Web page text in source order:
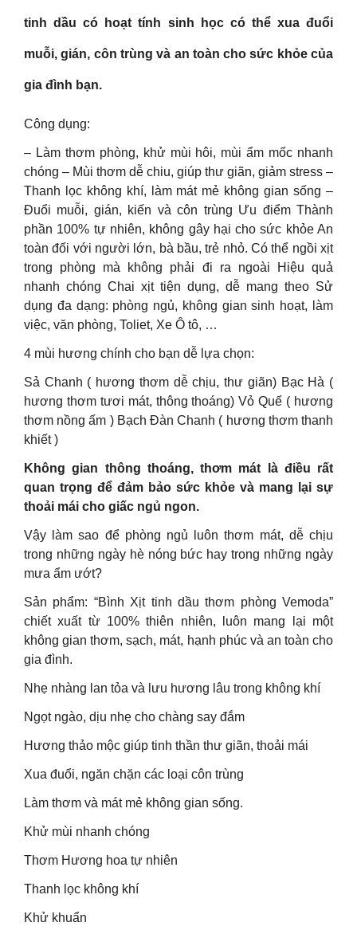
tinh dầu có hoạt tính sinh học có thể xua đuổi
muỗi, gián, côn trùng và an toàn cho sức khỏe của
gia đình bạn.
Công dụng:
– Làm thơm phòng, khử mùi hôi, mùi ẩm mốc nhanh
chóng – Mùi thơm dễ chiu, giúp thư giãn, giảm stress –
Thanh lọc không khí, làm mát mẻ không gian sống –
Đuổi muỗi, gián, kiến và côn trùng Ưu điểm Thành
phần 100% tự nhiên, không gây hại cho sức khỏe An
toàn đối với người lớn, bà bầu, trẻ nhỏ. Có thể ngồi xịt
trong phòng mà không phải đi ra ngoài Hiệu quả
nhanh chóng Chai xịt tiện dụng, dễ mang theo Sử
dụng đa dạng: phòng ngủ, không gian sinh hoạt, làm
việc, văn phòng, Toliet, Xe Ô tô, …
4 mùi hương chính cho bạn dễ lựa chọn:
Sả Chanh ( hương thơm dễ chịu, thư giãn) Bạc Hà (
hương thơm tươi mát, thông thoáng) Vỏ Quế ( hương
thơm nồng ấm ) Bạch Đàn Chanh ( hương thơm thanh
khiết )
Không gian thông thoáng, thơm mát là điều rất
quan trọng để đảm bảo sức khỏe và mang lại sự
thoải mái cho giấc ngủ ngon.
Vậy làm sao để phòng ngủ luôn thơm mát, dễ chịu
trong những ngày hè nóng bức hay trong những ngày
mưa ẩm ướt?
Sản phẩm: “Bình Xịt tinh dầu thơm phòng Vemoda”
chiết xuất từ 100% thiên nhiên, luôn mang lại một
không gian thơm, sạch, mát, hạnh phúc và an toàn cho
gia đình.
Nhẹ nhàng lan tỏa và lưu hương lâu trong không khí
Ngọt ngào, dịu nhẹ cho chàng say đắm
Hương thảo mộc giúp tinh thần thư giãn, thoải mái
Xua đuổi, ngăn chặn các loại côn trùng
Làm thơm và mát mẻ không gian sống.
Khử mùi nhanh chóng
Thơm Hương hoa tự nhiên
Thanh lọc không khí
Khử khuẩn